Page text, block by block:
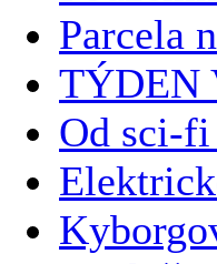
Parcela
TÝDEN
Od sci-fi